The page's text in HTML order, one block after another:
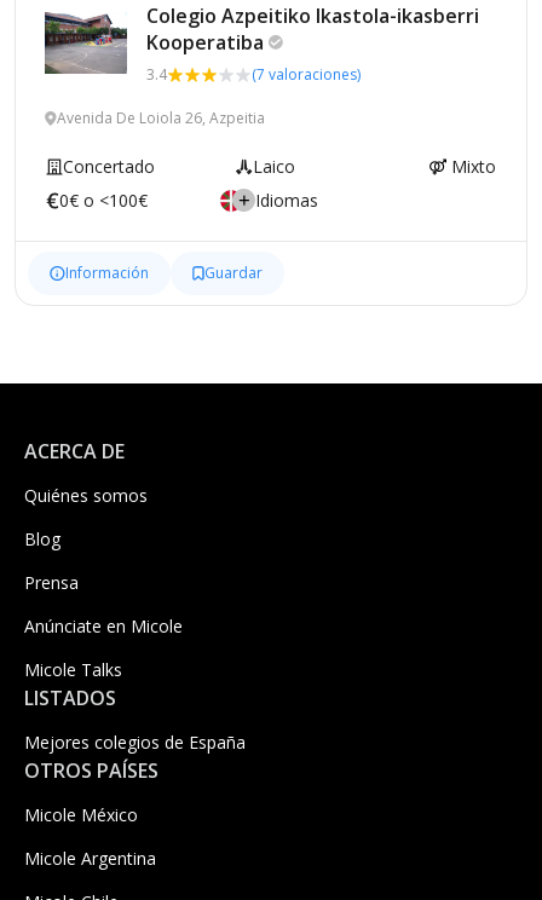
Colegio Azpeitiko Ikastola-ikasberri
Kooperatiba
3.4 (7 valoraciones)
Avenida De Loiola 26, Azpeitia
Concertado Laico
Mixto
0€ o <100€
Idiomas
Información Guardar
ACERCA DE
Quiénes somos
Blog
Prensa
Anúnciate en Micole
Micole Talks
LISTADOS
Mejores colegios de España
OTROS PAÍSES
Micole México
Micole Argentina